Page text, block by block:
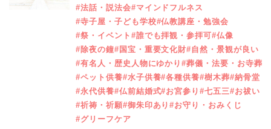
#法話・説法会#マインドフルネス
#寺子屋・子ども学校#仏教講座・勉強会
#祭・イベント #誰でも拝観・参拝可#仏像
#除夜の鐘#国宝・重要文化財#自然・景観が良い
#有名人・歴史人物にゆかり#葬儀・法要・お寺葬
#ペット供養#水子供養#各種供養#樹木葬#納骨堂
#永代供養#仏前結婚式#お宮参り#七五三#お祓い
#祈祷・祈願#御朱印あり#お守り・おみくじ
#グリーフケア